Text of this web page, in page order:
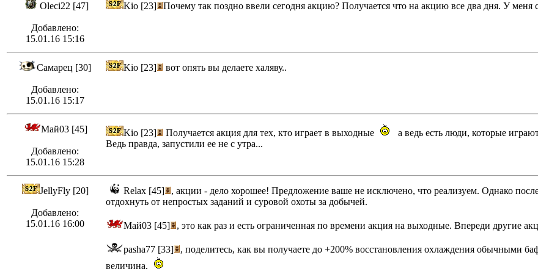
Oleci22 [47]
Добавлено:
15.01.16 15:16
Kio [23] Почему так поздно ввели сегодня акцию? Получается что на акцию все два дня. У
Самарец [30]
Добавлено:
15.01.16 15:17
Kio [23] вот опять вы делаете халяву..
Май03 [45]
Добавлено:
15.01.16 15:28
Kio [23] Получается акция для тех, кто играет в выходные
а ведь есть люди, которые
Ведь правда, запустили ее не с утра...
JellyFly [20]
Добавлено:
15.01.16 16:00
Relax [45]
, акции - дело хорошее! Предложение ваше не исключено, что реализуем. Однако
отдохнуть от непростых заданий и суровой охоты за добычей.
Май03 [45] , это как раз и есть ограниченная по времени акция на выходные. Впереди другие
pasha77 [33]
, поделитесь, как вы получаете до +200% восстановления охлаждения обычными
величина.